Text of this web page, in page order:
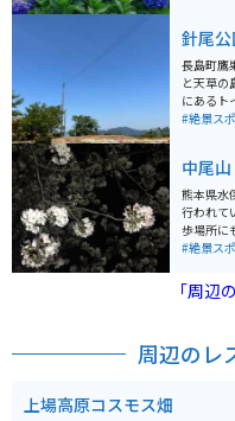
園」があ
ら6月末
料が発生
約1,500
赤、紫、
ジュース
針尾
長島町鷹
と天草の
にあるト
トイレか
#絶景ス
中尾山
熊本県水
行われて
歩場所に
夜の夜景
#絶景ス
「周辺
周辺のレ
上場高原コスモス畑